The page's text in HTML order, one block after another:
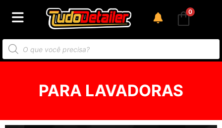
0
PARA LAVADORAS